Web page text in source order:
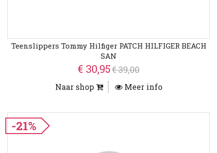
Teenslippers Tommy Hilfiger PATCH HILFIGER BEACH
SAN
€ 30,95€ 39,00
Naar shop Meer info
-21%